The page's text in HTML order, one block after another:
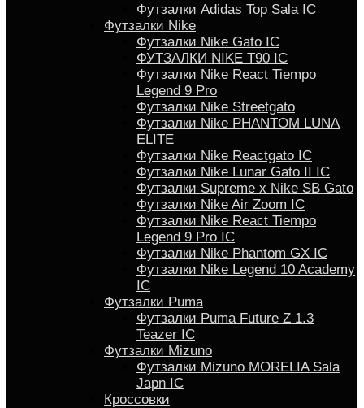
Футзалки Аdidas Top Sala IC
Футзалки Nike
Футзалки Nike Gato IC
ФУТЗАЛКИ NIKE T90 IC
Футзалки Nike React Tiempo
Legend 9 Pro
Футзалки Nike Streetgato
Футзалки Nike PHANTOM LUNA
ELITE
Футзалки Nike Reactgato IC
Футзалки Nike Lunar Gato II IC
Футзалки Supreme x Nike SB Gato
Футзалки Nike Air Zoom IC
Футзалки Nike React Tiempo
Legend 9 Pro IC
Футзалки Nike Phantom GX IC
Футзалки Nike Legend 10 Academy
IC
Футзалки Puma
Футзалки Puma Future Z 1.3
Teazer IC
Футзалки Mizuno
Футзалки Mizuno MORELIA Sala
Japn IC
Кроссовки